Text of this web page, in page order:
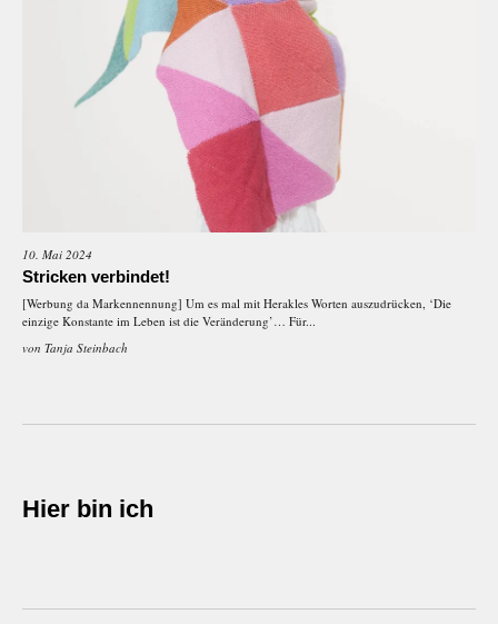
10. Mai 2024
Stricken verbindet!
[Werbung da Markennennung] Um es mal mit Herakles Worten auszudrücken, ‘Die
einzige Konstante im Leben ist die Veränderung’… Für...
von Tanja Steinbach
Hier bin ich